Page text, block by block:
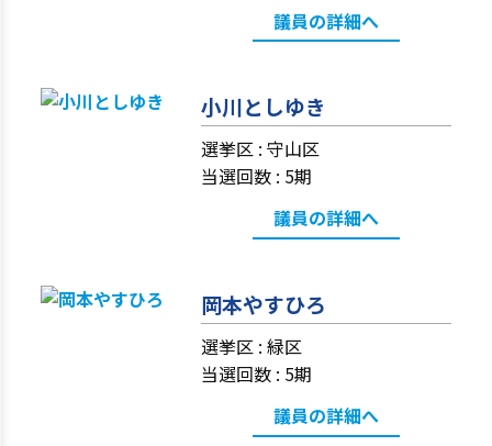
議員の詳細へ
小川としゆき
選挙区 : 守山区
当選回数 : 5期
議員の詳細へ
岡本やすひろ
選挙区 : 緑区
当選回数 : 5期
議員の詳細へ